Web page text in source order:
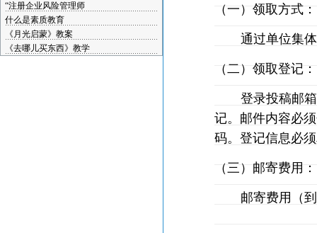
“注册企业风险管理师
什么是素质教育
《月光启蒙》教案
《去哪儿买东西》教学
（一）领取方式：
通过单位集
（二）领取登记：
登录投稿邮
记。邮件内容必
码。登记信息必
（三）邮寄费用：
邮寄费用（